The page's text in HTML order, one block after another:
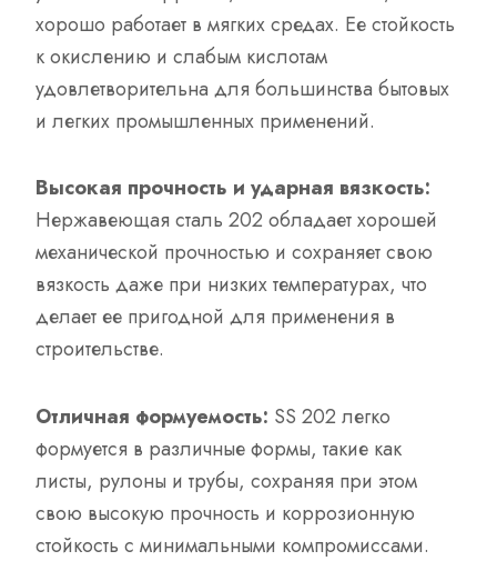
хорошо работает в мягких средах. Ее стойкость
к окислению и слабым кислотам
удовлетворительна для большинства бытовых
и легких промышленных применений.
Высокая прочность и ударная вязкость:
Нержавеющая сталь 202 обладает хорошей
механической прочностью и сохраняет свою
вязкость даже при низких температурах, что
делает ее пригодной для применения в
строительстве.
Отличная формуемость: SS 202 легко
формуется в различные формы, такие как
листы, рулоны и трубы, сохраняя при этом
свою высокую прочность и коррозионную
стойкость с минимальными компромиссами.